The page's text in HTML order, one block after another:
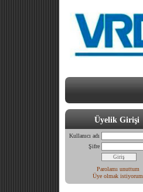
Üyelik Girişi
Kullanıcı adı
Şifre
Parolamı unuttum
Üye olmak istiyorum